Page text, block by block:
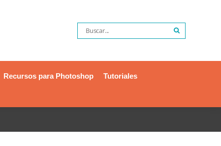
Recursos para Photoshop
Tutoriales